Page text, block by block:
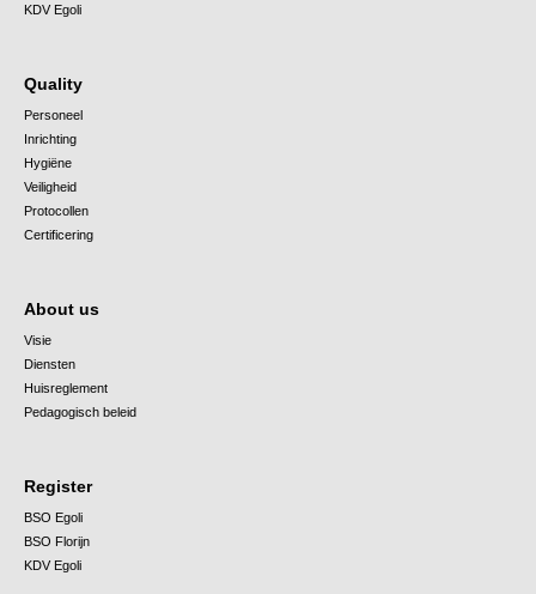
KDV Egoli
Quality
Personeel
Inrichting
Hygiëne
Veiligheid
Protocollen
Certificering
About us
Visie
Diensten
Huisreglement
Pedagogisch beleid
Register
BSO Egoli
BSO Florijn
KDV Egoli